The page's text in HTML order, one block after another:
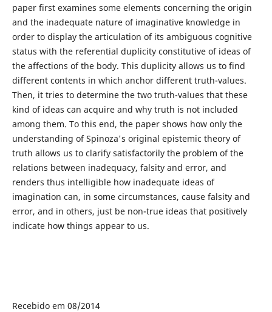
paper first examines some elements concerning the origin
and the inadequate nature of imaginative knowledge in
order to display the articulation of its ambiguous cognitive
status with the referential duplicity constitutive of ideas of
the affections of the body. This duplicity allows us to find
different contents in which anchor different truth-values.
Then, it tries to determine the two truth-values that these
kind of ideas can acquire and why truth is not included
among them. To this end, the paper shows how only the
understanding of Spinoza's original epistemic theory of
truth allows us to clarify satisfactorily the problem of the
relations between inadequacy, falsity and error, and
renders thus intelligible how inadequate ideas of
imagination can, in some circumstances, cause falsity and
error, and in others, just be non-true ideas that positively
indicate how things appear to us.
Recebido em 08/2014